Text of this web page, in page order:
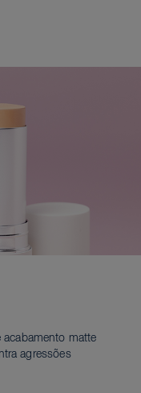
acabamento matte
agressões